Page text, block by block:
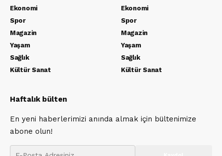
Ekonomi
Spor
Magazin
Yaşam
Sağlık
Kültür Sanat
Ekonomi
Spor
Magazin
Yaşam
Sağlık
Kültür Sanat
Haftalık bülten
En yeni haberlerimizi anında almak için bültenimize
abone olun!